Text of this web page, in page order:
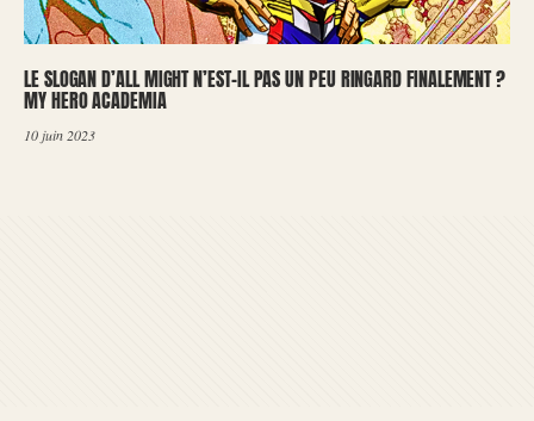
LE SLOGAN D’ALL MIGHT N’EST-IL PAS UN PEU RINGARD FINALEMENT ?
MY HERO ACADEMIA
10 juin 2023